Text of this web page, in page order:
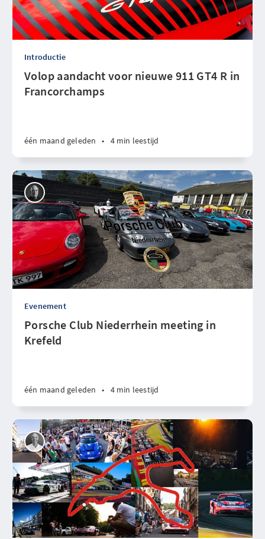
Introductie
Volop aandacht voor nieuwe 911 GT4 R in
Francorchamps
één maand geleden • 4 min leestijd
Evenement
Porsche Club Niederrhein meeting in
Krefeld
één maand geleden • 4 min leestijd